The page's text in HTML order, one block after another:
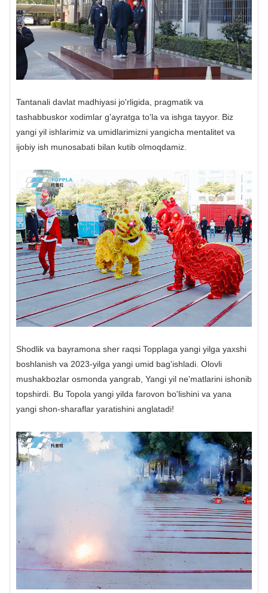
Tantanali davlat madhiyasi jo'rligida, pragmatik va
tashabbuskor xodimlar g'ayratga to'la va ishga tayyor. Biz
yangi yil ishlarimiz va umidlarimizni yangicha mentalitet va
ijobiy ish munosabati bilan kutib olmoqdamiz.
Shodlik va bayramona sher raqsi Topplaga yangi yilga yaxshi
boshlanish va 2023-yilga yangi umid bag'ishladi. Olovli
mushakbozlar osmonda yangrab, Yangi yil ne'matlarini ishonib
topshirdi. Bu Topola yangi yilda farovon bo'lishini va yana
yangi shon-sharaflar yaratishini anglatadi!